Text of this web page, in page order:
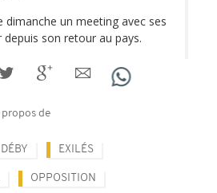
dimanche un meeting avec ses
son retour au pays.
de
EXILÉS
OPPOSITION